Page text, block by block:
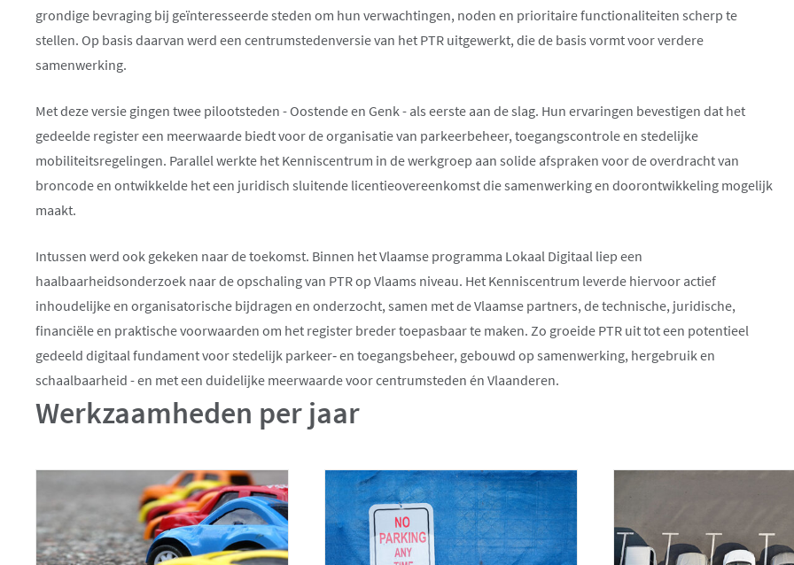
grondige bevraging bij geïnteresseerde steden om hun verwachtingen, noden en prioritaire functionaliteiten scherp te
stellen. Op basis daarvan werd een centrumstedenversie van het PTR uitgewerkt, die de basis vormt voor verdere
samenwerking.
Met deze versie gingen twee pilootsteden - Oostende en Genk - als eerste aan de slag. Hun ervaringen bevestigen dat het
gedeelde register een meerwaarde biedt voor de organisatie van parkeerbeheer, toegangscontrole en stedelijke
mobiliteitsregelingen. Parallel werkte het Kenniscentrum in de werkgroep aan solide afspraken voor de overdracht van
broncode en ontwikkelde het een juridisch sluitende licentieovereenkomst die samenwerking en doorontwikkeling mogelijk
maakt.
Intussen werd ook gekeken naar de toekomst. Binnen het Vlaamse programma Lokaal Digitaal liep een
haalbaarheidsonderzoek naar de opschaling van PTR op Vlaams niveau. Het Kenniscentrum leverde hiervoor actief
inhoudelijke en organisatorische bijdragen en onderzocht, samen met de Vlaamse partners, de technische, juridische,
financiële en praktische voorwaarden om het register breder toepasbaar te maken. Zo groeide PTR uit tot een potentieel
gedeeld digitaal fundament voor stedelijk parkeer‑ en toegangsbeheer, gebouwd op samenwerking, hergebruik en
schaalbaarheid - en met een duidelijke meerwaarde voor centrumsteden én Vlaanderen.
Werkzaamheden per jaar